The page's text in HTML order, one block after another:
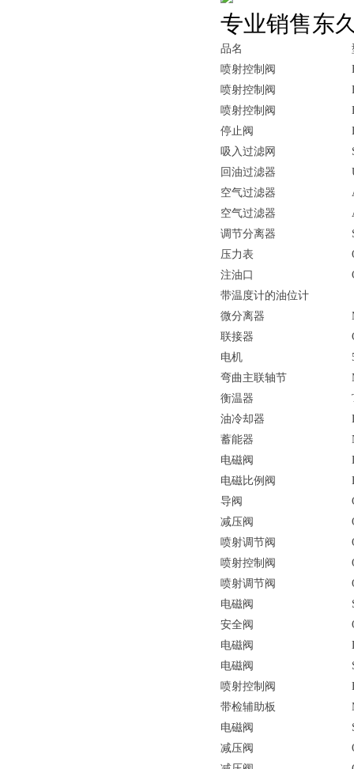
专业销售东
品名
喷射控制阀
喷射控制阀
喷射控制阀
停止阀
吸入过滤网
回油过滤器
空气过滤器
空气过滤器
调节分离器
压力表
注油口
带温度计的油位计
微分离器
联接器
电机
弯曲主联轴节
衡温器
油冷却器
蓄能器
电磁阀
电磁比例阀
导阀
减压阀
喷射调节阀
喷射控制阀
喷射调节阀
电磁阀
安全阀
电磁阀
电磁阀
喷射控制阀
带检辅助板
电磁阀
减压阀